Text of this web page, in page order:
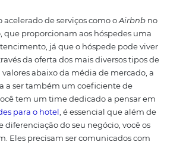
seu fator
iguais, certo? Errado. Existem hotéis
turísticos ou a centros
24h, café da manhã incluso, outros
o mar, focados no mercado
hotel x aeroporto, serviço de